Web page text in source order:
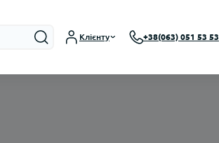
Клієнту +38(063) 051 53 53